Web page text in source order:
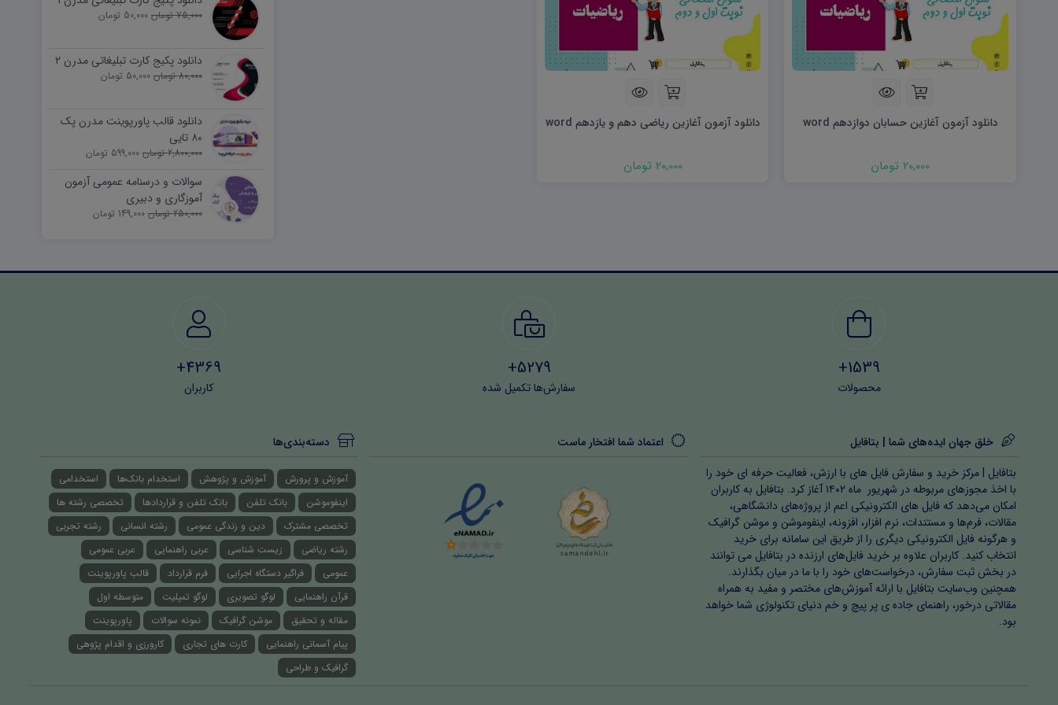
دانلود آزمون آغازین حسابان دوازدهم word
20,000 تومان
دانلود آزمون آغازین ریاضی دهم و یازدهم word
20,000 تومان
75,000 تومان 50,000 تومان
دانلود پکیج کارت تبلیغاتی مدرن ۲
80,000 تومان 50,000 تومان
دانلود قالب پاورپوینت مدرن پک
۸۰ تایی
2,800,000 تومان 599,000 تومان
سوالات و درسنامه عمومی آزمون
آموزگاری و دبیری
250,000 تومان 149,000 تومان
1539+
محصولات
5279+
سفارش‌ها تکمیل شده
4369+
کاربران
خلق جهان ایده‌های شما | بتافایل
بتافایل | مرکز خرید و سفارش فایل های با ارزش، فعالیت حرفه ای خود را
با اخذ مجوزهای مربوطه در شهریور ماه ۱۴۰۲ آغاز کرد. بتافایل به کاربران
امکان می‌دهد که فایل های الکترونیکی اعم از پروژه‌های دانشگاهی،
مقالات، فرم‌ها و مستندات، نرم افزار، افزونه، اینفوموشن و موشن گرافیک
و هرگونه فایل الکترونیکی دیگری را از طریق این سامانه برای خرید
انتخاب کنید. کاربران علاوه بر خرید فایل‌های ارزنده در بتافایل می توانند
در بخش ثبت سفارش، درخواست‌های خود را با ما در میان بگذارند.
همچنین وب‌سایت بتافایل با ارائه آموزش‌های مختصر و مفید به همراه
مقالاتی درخور، راهنمای جاده ی پر پیچ و خم دنیای تکنولوژی شما خواهد
بود.
اعتماد شما افتخار ماست دسته‌بندی‌ها
آموزش و پرورش آموزش و پژوهش استخدام بانک‌ها
استخدامی
اینفوموشن
بانک تلفن بانک تلفن و قراردادها
تخصصی رشته ها
تخصصی مشترک
دین و زندگی عمومی رشته انسانی
رشته تجربی
رشته ریاضی
زیست شناسی عربی راهنمایی
عربی عمومی
عمومی
فراگیر دستگاه اجرایی فرم قرارداد
قالب پاورپوینت
قرآن راهنمایی
لوگو تصویری لوگو تمپلیت
متوسطه اول
مقاله و تحقیق
موشن گرافیک نمونه سوالات
پاورپوینت
پیام آسمانی راهنمایی
کارت های تجاری
کارورزی و اقدام پژوهی
گرافیک و طراحی